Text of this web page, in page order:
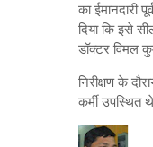
का ईमानदारी
दिया कि इसे
डॉक्टर विमल
निरीक्षण के
कर्मी उपस्थित